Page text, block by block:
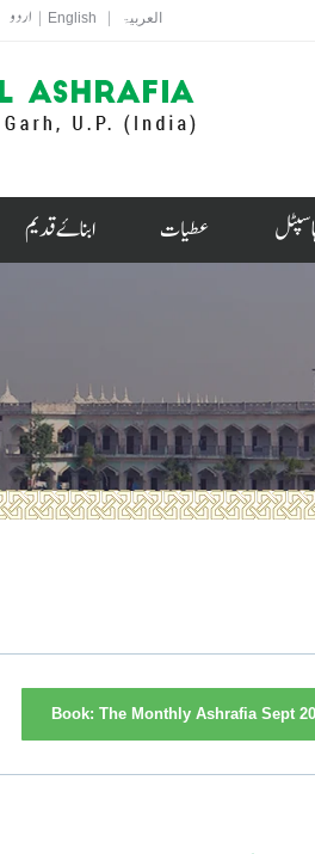
اردو | English | العربیۃ
عطیات ابناۓ قدیم
Book: The Monthly Ashrafia Sept